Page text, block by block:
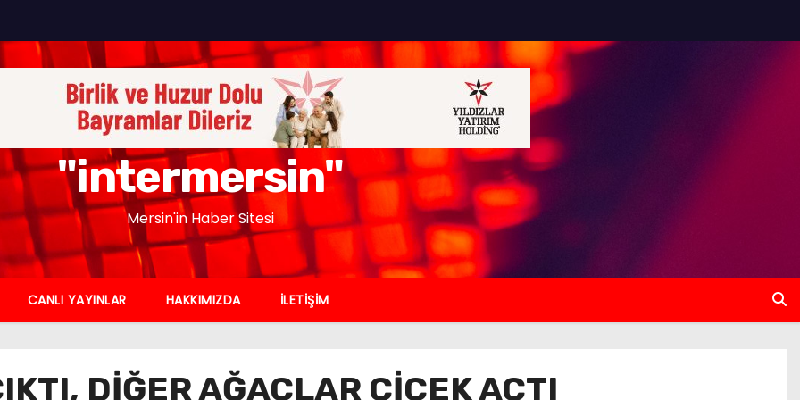
"intermersin"
Mersin'in Haber Sitesi
CANLI YAYINLAR HAKKIMIZDA İLETİŞİM
DİĞER AĞAÇLAR ÇİÇEK AÇTI